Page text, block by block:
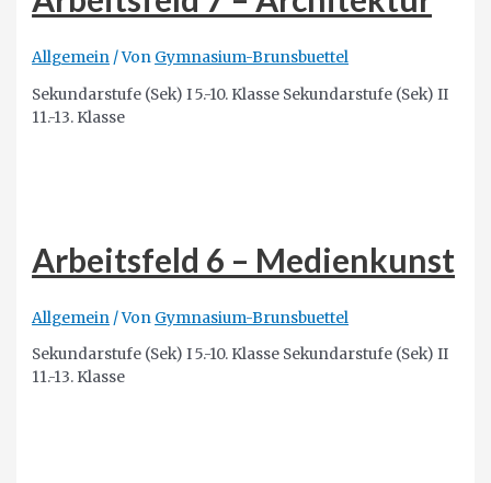
Allgemein / Von Gymnasium-Brunsbuettel
Sekundarstufe (Sek) I 5.-10. Klasse Sekundarstufe (Sek) II
11.-13. Klasse
Arbeitsfeld 6 – Medienkunst
Allgemein / Von Gymnasium-Brunsbuettel
Sekundarstufe (Sek) I 5.-10. Klasse Sekundarstufe (Sek) II
11.-13. Klasse